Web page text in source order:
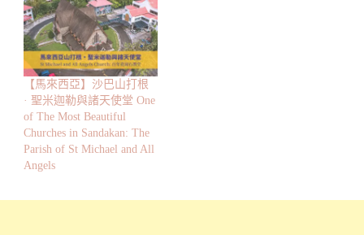
【馬來西亞】沙巴山打根
· 聖米迦勒與諸天使堂 One
of The Most Beautiful
Churches in Sandakan: The
Parish of St Michael and All
Angels